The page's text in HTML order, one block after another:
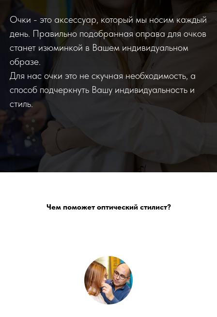
Очки - это аксессуар, который мы носим каждый
день. Правильно подобранная оправа для очков
станет изюминкой в Вашем индивидуальном
образе.
Для нас очки это не скучная необходимость, а
способ подчеркнуть Вашу индивидуальность и
стиль.
Чем поможет оптический стилист?